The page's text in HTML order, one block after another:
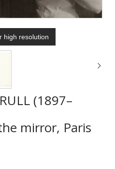
high resolution
(1897–
mirror, Paris